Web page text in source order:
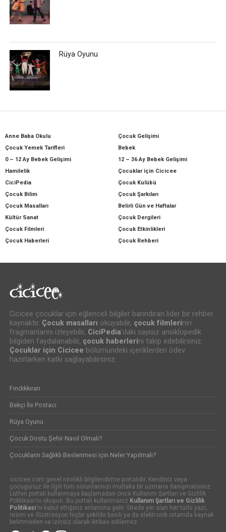
Rüya Oyunu
Anne Baba Okulu
Çocuk Gelişimi
Çocuk Yemek Tarifleri
Bebek
0 – 12 Ay Bebek Gelişimi
12 – 36 Ay Bebek Gelişimi
Hamilelik
Çocuklar için Cicicee
CiciPedia
Çocuk Kulübü
Çocuk Bilim
Çocuk Şarkıları
Çocuk Masalları
Belirli Gün ve Haftalar
Kültür Sanat
Çocuk Dergileri
Çocuk Filmleri
Çocuk Etkinlikleri
Çocuk Haberleri
Çocuk Rehberi
Cicicee çocuklar için eğlenceli bilgiler barındıran lider bir rehber
kaynaktır. Çocuk masalları okuyabilir, çocuk filmlerinin
fragmanlarını izleyebilir, CiciPedia’daki sayısız ansiklopedik
bilgiden faydalanabilir, çocuk haberlerini takip edebilirsiniz.
Çocuklar için Cicicee bölümündeki içeriklerden ödev
hazırlarken katkı sağlayabilirsiniz.
Fındıkkıran
Bekçi İle Postacı
Rüya Oyunu
Çocuk Dostu Şehir Nasıl Olmalı?
Çocukların Sağlıklı Beslenmesi için Neler Yapılmalı?
cicicee.com genel nitelikli bilgilendirme portalıdır. Kendiniz veya
çocugunuz ile ilgili tüm sorunlarınızı mutlaka bir uzmana danışmalısınız.
Lütfen portalı kullanmaya başlamadan önce Kullanım Şartları ve Gizlilik
Politikası'nı okuyun. Bu portalı kullanmanız Kullanım Şartları ve Gizlilik
Politikası'nı kabul ettiğiniz anlamına gelir. Sitede yer alan her türlü yazı,
resim ve illüstrasyon hiçbir şekilde basılı ya da elektronik ortamda kaynak
belirtmeden ve izinsiz olarak iktibas edilemez.